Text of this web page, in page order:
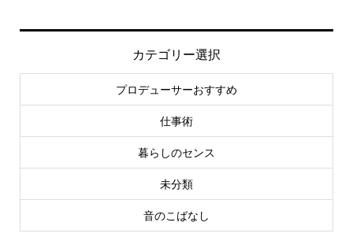
カテゴリー選択
プロデューサーおすすめ
仕事術
暮らしのセンス
未分類
音のこばなし